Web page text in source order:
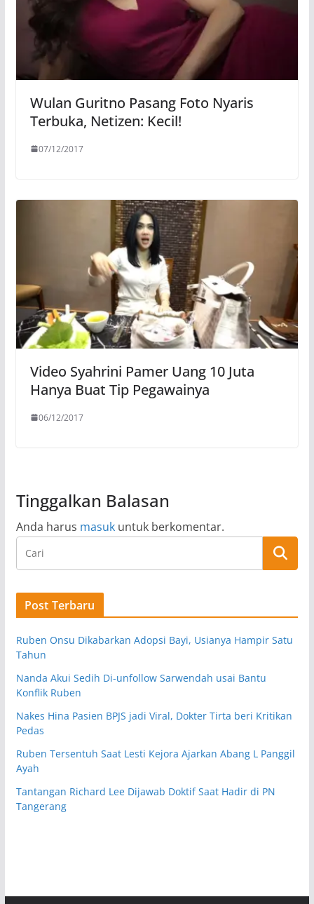
Wulan Guritno Pasang Foto Nyaris
Terbuka, Netizen: Kecil!
07/12/2017
Video Syahrini Pamer Uang 10 Juta
Hanya Buat Tip Pegawainya
06/12/2017
Tinggalkan Balasan
Anda harus masukuntuk berkomentar.
Post Terbaru
Ruben Onsu Dikabarkan Adopsi Bayi, Usianya Hampir Satu
Tahun
Nanda Akui Sedih Di-unfollow Sarwendah usai Bantu
Konflik Ruben
Nakes Hina Pasien BPJS jadi Viral, Dokter Tirta beri Kritikan
Pedas
Ruben Tersentuh Saat Lesti Kejora Ajarkan Abang L Panggil
Ayah
Tantangan Richard Lee Dijawab Doktif Saat Hadir di PN
Tangerang